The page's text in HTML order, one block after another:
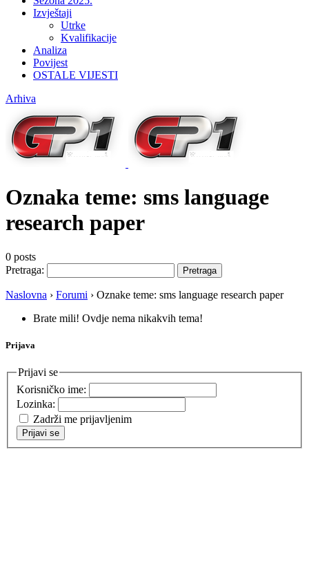
Izvještaji
Utrke
Kvalifikacije
Analiza
Povijest
OSTALE VIJESTI
Arhiva
Oznaka teme: sms language
research paper
0 posts
Pretraga:
Naslovna › Forumi › Oznake teme: sms language research paper
Brate mili! Ovdje nema nikakvih tema!
Prijava
Prijavi se
Korisničko ime:
Lozinka:
Zadrži me prijavljenim
Prijavi se